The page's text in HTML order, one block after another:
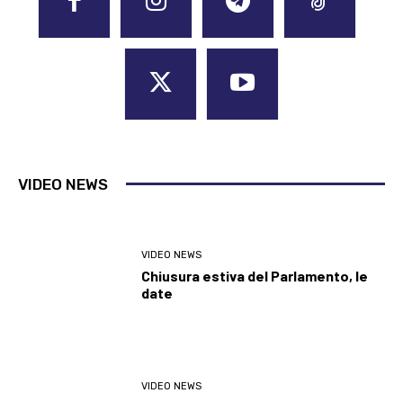
VIDEO NEWS
VIDEO NEWS
Chiusura estiva del Parlamento, le
date
VIDEO NEWS